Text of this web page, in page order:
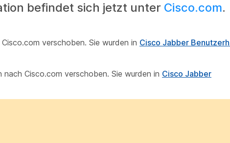
befindet sich jetzt unter Cisco.com.
verschoben. Sie wurden in Cisco Jabber
Cisco.com verschoben. Sie wurden in Cisco Jabber